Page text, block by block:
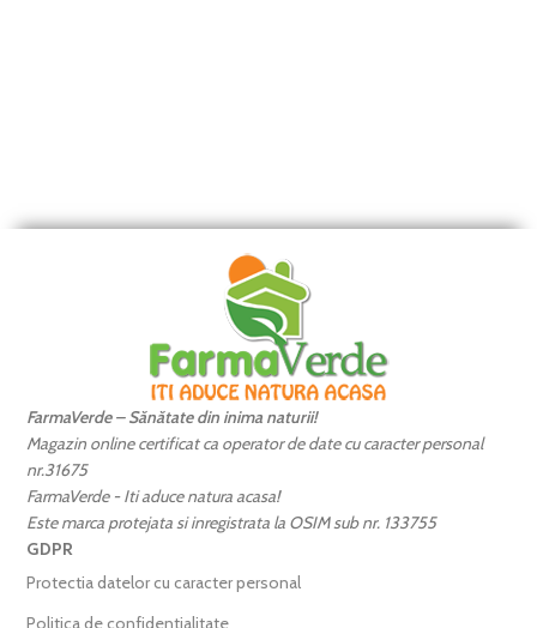
FarmaVerde – Sănătate din inima naturii!
Magazin online certificat ca operator de date cu caracter personal
nr.31675
FarmaVerde - Iti aduce natura acasa!
Este marca protejata si inregistrata la OSIM sub nr. 133755
GDPR
Protectia datelor cu caracter personal
Politica de confidentialitate